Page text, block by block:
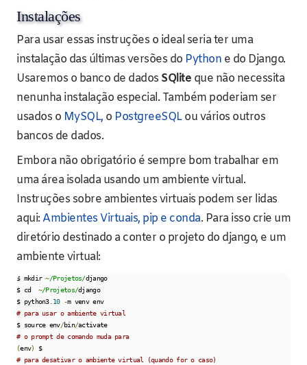
Instalações
Para usar essas instruções o ideal seria ter uma
instalação das últimas versões do Python e do Django.
Usaremos o banco de dados SQlite que não necessita
nenunha instalação especial. Também poderiam ser
usados o MySQL, o PostgreeSQLou vários outros
bancos de dados.
Embora não obrigatório é sempre bom trabalhar em
uma área isolada usando um ambiente virtual.
Instruções sobre ambientes virtuais podem ser lidas
aqui:Ambientes Virtuais, pip e conda. Para isso crie um
diretório destinado a conter o projeto do django, e um
ambiente virtual:
$ mkdir ~/Projetos/django
$ cd ~/Projetos/django
$ python3. 10 -
m venv env
# para usar o ambiente virtual
$ source env/bin/
activate
# o prompt de comando muda para
(env)
$
# para desativar o ambiente virtual (quando for o caso)